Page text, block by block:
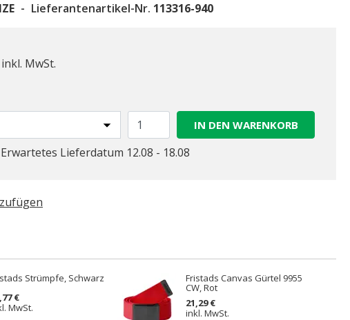
Lieferantenartikel-Nr. 113316-940
inkl. MwSt.
IN DEN WARENKORB
Lieferdatum 12.08 - 18.08
Strümpfe, Schwarz
€
MwSt.
Fristads Canvas Gürtel 9955
CW, Rot
21,29 €
inkl. MwSt.